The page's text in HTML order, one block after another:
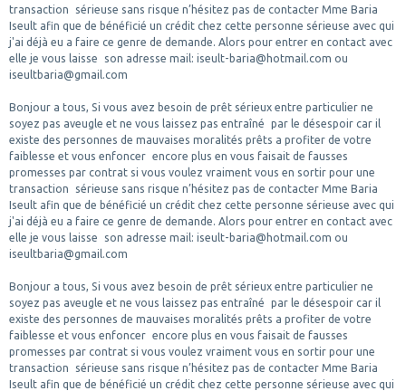
transaction sérieuse sans risque n’hésitez pas de contacter Mme Baria
Iseult afin que de bénéficié un crédit chez cette personne sérieuse avec qui
j'ai déjà eu a faire ce genre de demande. Alors pour entrer en contact avec
elle je vous laisse son adresse mail: iseult-baria@hotmail.com ou
iseultbaria@gmail.com
Bonjour a tous, Si vous avez besoin de prêt sérieux entre particulier ne
soyez pas aveugle et ne vous laissez pas entraîné par le désespoir car il
existe des personnes de mauvaises moralités prêts a profiter de votre
faiblesse et vous enfoncer encore plus en vous faisait de fausses
promesses par contrat si vous voulez vraiment vous en sortir pour une
transaction sérieuse sans risque n’hésitez pas de contacter Mme Baria
Iseult afin que de bénéficié un crédit chez cette personne sérieuse avec qui
j'ai déjà eu a faire ce genre de demande. Alors pour entrer en contact avec
elle je vous laisse son adresse mail: iseult-baria@hotmail.com ou
iseultbaria@gmail.com
Bonjour a tous, Si vous avez besoin de prêt sérieux entre particulier ne
soyez pas aveugle et ne vous laissez pas entraîné par le désespoir car il
existe des personnes de mauvaises moralités prêts a profiter de votre
faiblesse et vous enfoncer encore plus en vous faisait de fausses
promesses par contrat si vous voulez vraiment vous en sortir pour une
transaction sérieuse sans risque n’hésitez pas de contacter Mme Baria
Iseult afin que de bénéficié un crédit chez cette personne sérieuse avec qui